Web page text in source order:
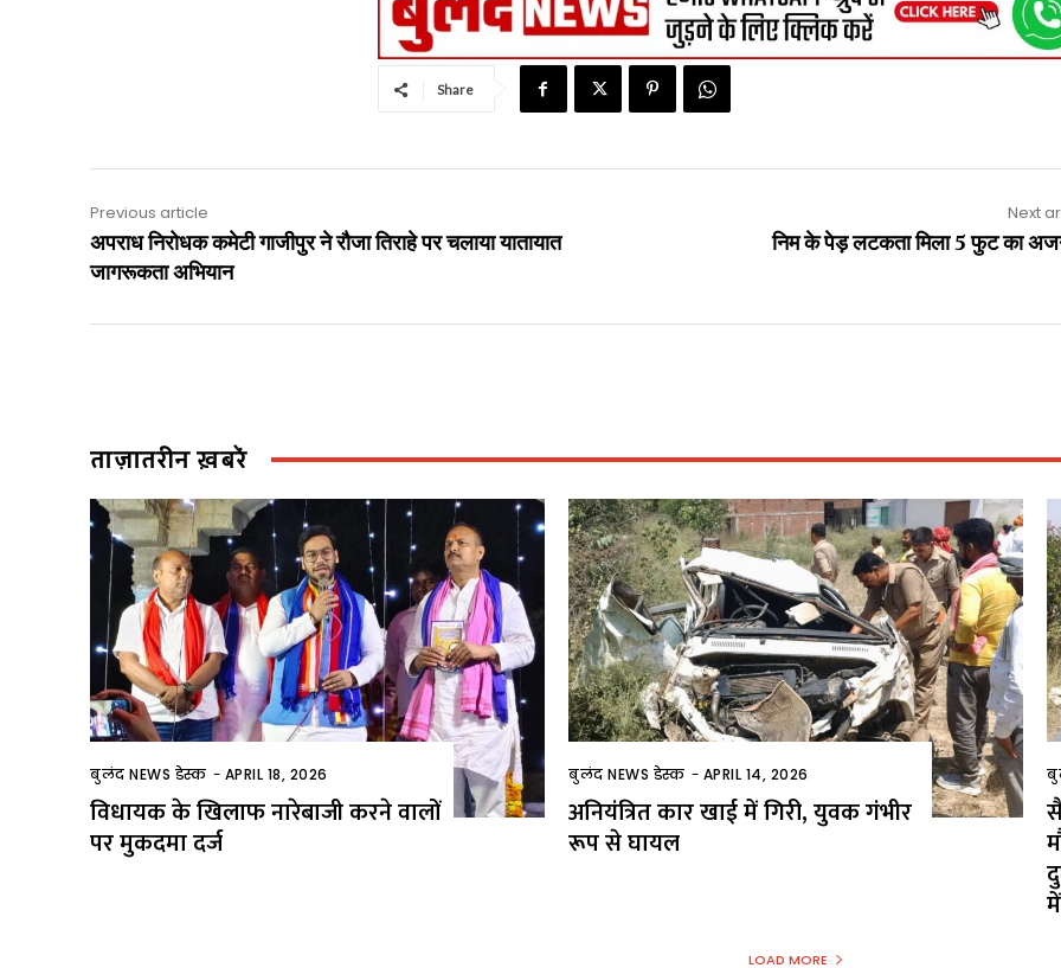
Share
Previous article
अपराध निरोधक कमेटी गाजीपुर ने रौजा तिराहे पर चलाया यातायात
जागरूकता अभियान
Next
निम के पेड़ लटकता मिला 5 फुट का
ताज़ातरीन ख़बरें
बुलंद NEWS डेस्क - APRIL 18, 2026
विधायक के खिलाफ नारेबाजी करने वालों
पर मुकदमा दर्ज
बुलंद NEWS डेस्क - APRIL 14, 2026
अनियंत्रित कार खाई में गिरी, युवक गंभीर
रूप से घायल
LOAD MORE